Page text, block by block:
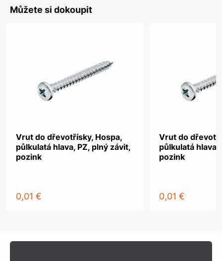
Můžete si dokoupit
Vrut do dřevotřísky, Hospa,
půlkulatá hlava, PZ, plný závit,
pozink
0,01 €
Vrut do
půlkulatá hlava,
pozink
0,01 €